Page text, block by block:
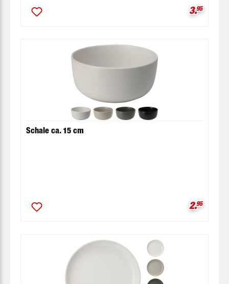
3.95
Schale ca. 15 cm
2.95